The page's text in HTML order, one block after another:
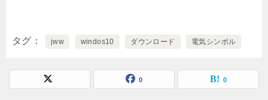
タグ jww windos10 ダウンロード 電気シンボル
0 0